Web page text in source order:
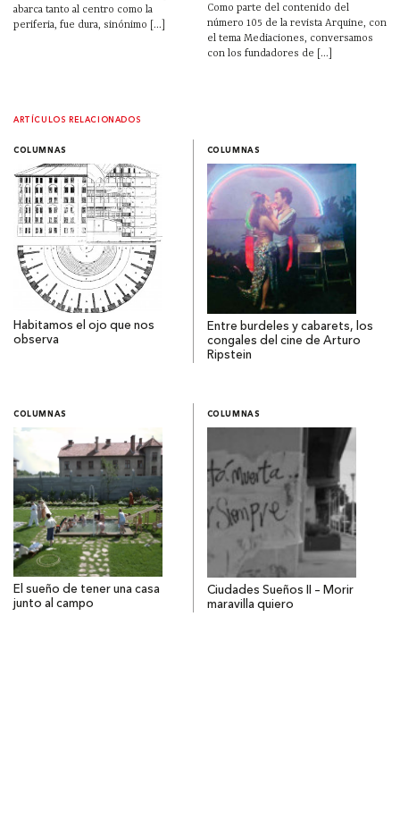
abarca tanto al centro como la
periferia, fue dura, sinónimo [...]
Como parte del contenido del
número 105 de la revista Arquine, con
el tema Mediaciones, conversamos
con los fundadores de [...]
ARTÍCULOS RELACIONADOS
COLUMNAS
Habitamos el ojo que nos
observa
COLUMNAS
Entre burdeles y cabarets, los
congales del cine de Arturo
Ripstein
COLUMNAS
El sueño de tener una casa
junto al campo
COLUMNAS
Ciudades Sueños II – Morir
maravilla quiero